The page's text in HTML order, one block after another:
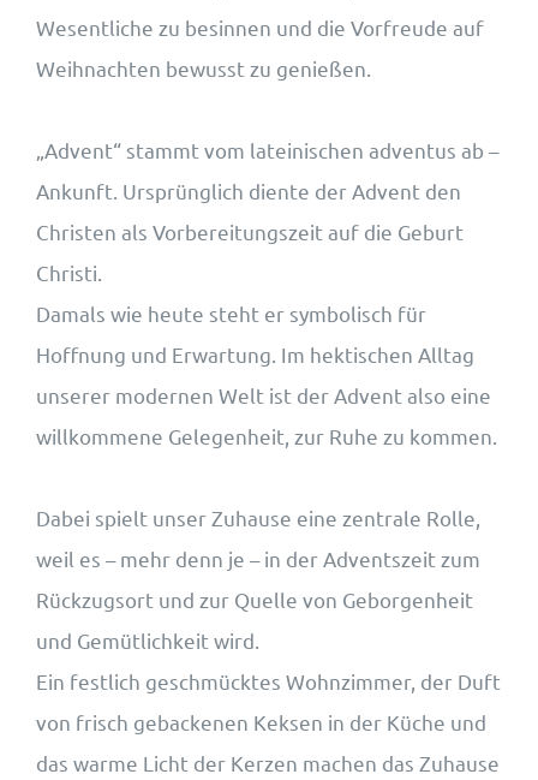
Wesentliche zu besinnen und die Vorfreude auf
Weihnachten bewusst zu genießen.
„Advent“ stammt vom lateinischen adventus ab –
Ankunft. Ursprünglich diente der Advent den
Christen als Vorbereitungszeit auf die Geburt
Christi.
Damals wie heute steht er symbolisch für
Hoffnung und Erwartung. Im hektischen Alltag
unserer modernen Welt ist der Advent also eine
willkommene Gelegenheit, zur Ruhe zu kommen.
Dabei spielt unser Zuhause eine zentrale Rolle,
weil es – mehr denn je – in der Adventszeit zum
Rückzugsort und zur Quelle von Geborgenheit
und Gemütlichkeit wird.
Ein festlich geschmücktes Wohnzimmer, der Duft
von frisch gebackenen Keksen in der Küche und
das warme Licht der Kerzen machen das Zuhause